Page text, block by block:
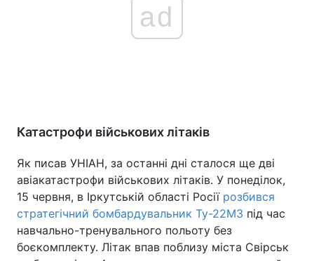
ad
Катастрофи військових літаків
Як писав УНІАН, за останні дні сталося ще дві
авіакатастрофи військових літаків. У понеділок,
15 червня, в Іркутській області Росії розбився
стратегічний бомбардувальник Ту-22М3 під час
навчально-тренувального польоту без
боєкомплекту. Літак впав поблизу міста Свірськ